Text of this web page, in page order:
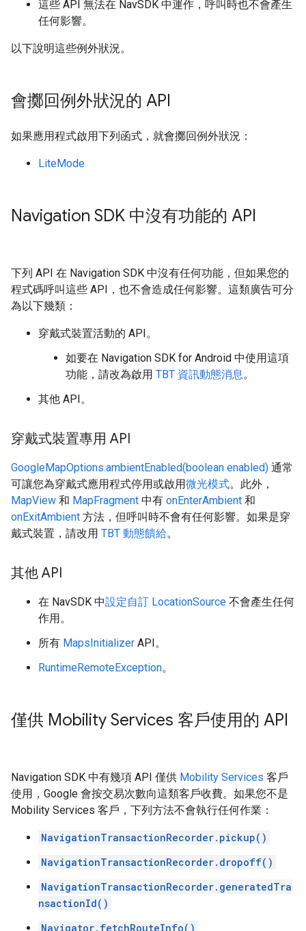
這些 API 無法在 NavSDK 中運作，呼叫時也不會產生
任何影響。
以下說明這些例外狀況。
會擲回例外狀況的 API
如果應用程式啟用下列函式，就會擲回例外狀況：
LiteMode
Navigation SDK 中沒有功能的 API
下列 API 在 Navigation SDK 中沒有任何功能，但如果您的
程式碼呼叫這些 API，也不會造成任何影響。這類廣告可分
為以下幾類：
穿戴式裝置活動的 API。
如要在 Navigation SDK for Android 中使用這項
功能，請改為啟用 TBT 資訊動態消息。
其他 API。
穿戴式裝置專用 API
GoogleMapOptions.ambientEnabled(boolean enabled) 通常
可讓您為穿戴式應用程式停用或啟用微光模式。此外，
MapView 和 MapFragment 中有 onEnterAmbient 和
onExitAmbient 方法，但呼叫時不會有任何影響。如果是穿
戴式裝置，請改用 TBT 動態饋給。
其他 API
在 NavSDK 中設定自訂 LocationSource 不會產生任何
作用。
所有 MapsInitializer API。
RuntimeRemoteException。
僅供 Mobility Services 客戶使用的 API
Navigation SDK 中有幾項 API 僅供 Mobility Services 客戶
使用，Google 會按交易次數向這類客戶收費。如果您不是
Mobility Services 客戶，下列方法不會執行任何作業：
NavigationTransactionRecorder.pickup()
NavigationTransactionRecorder.dropoff()
NavigationTransactionRecorder.generatedTra
nsactionId()
Navigator.fetchRouteInfo()